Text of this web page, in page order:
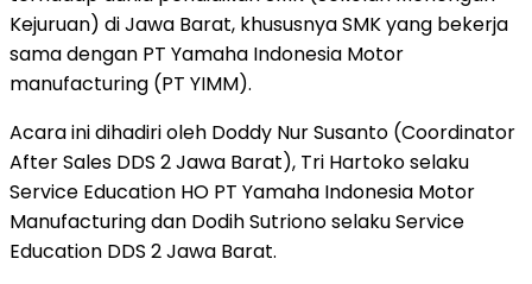
Kejuruan) di Jawa Barat, khususnya SMK yang bekerja
sama dengan PT Yamaha Indonesia Motor
manufacturing (PT YIMM).
Acara ini dihadiri oleh Doddy Nur Susanto (Coordinator
After Sales DDS 2 Jawa Barat), Tri Hartoko selaku
Service Education HO PT Yamaha Indonesia Motor
Manufacturing dan Dodih Sutriono selaku Service
Education DDS 2 Jawa Barat.